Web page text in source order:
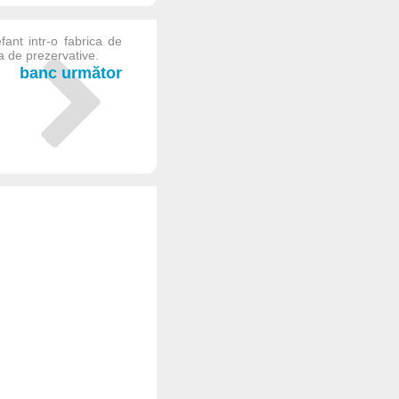
intr-o fabrica de
de prezervative.
banc următor